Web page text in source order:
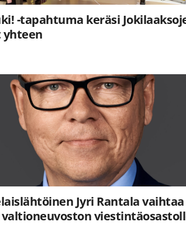
-tapahtuma keräsi
Jyri Rantala vaihtaa
valtioneuvoston